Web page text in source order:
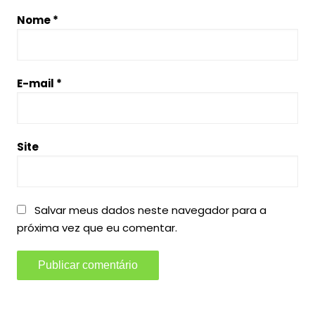
Nome*
E-mail *
Site
Salvar meus dados neste navegador para a
próxima vez que eu comentar.